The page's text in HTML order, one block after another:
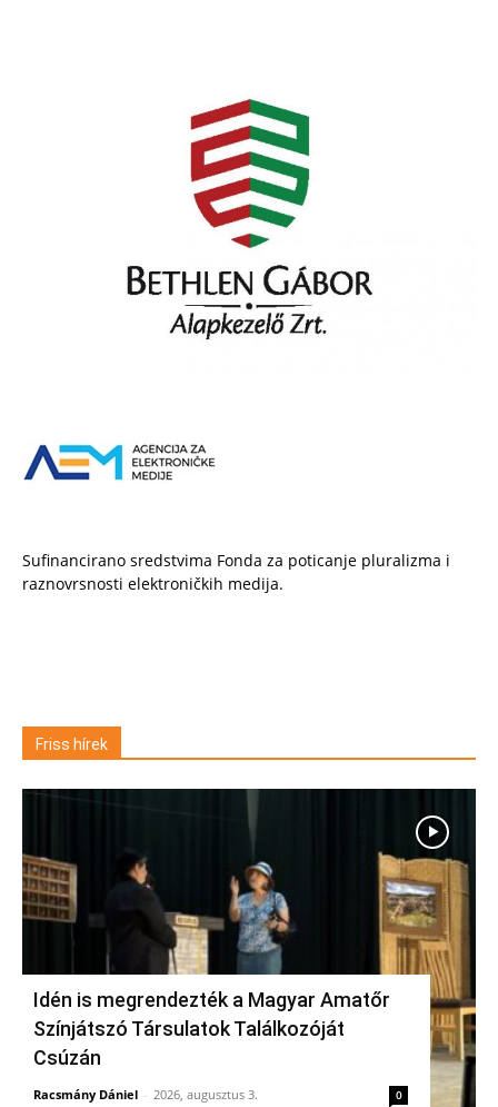
Sufinancirano sredstvima Fonda za poticanje pluralizma i
raznovrsnosti elektroničkih medija.
Friss hírek
Idén is megrendezték a Magyar Amatőr
Színjátszó Társulatok Találkozóját
Csúzán
Racsmány Dániel - 2026, augusztus 3. 0